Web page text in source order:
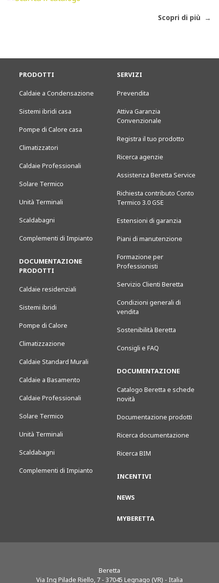
Scopri di più
PRODOTTI
Caldaie a Condensazione
Sistemi ibridi casa
Pompe di Calore casa
Climatizzatori
Caldaie Professionali
Solare Termico
Unità Terminali
Scaldabagni
Complementi di Impianto
DOCUMENTAZIONE
PRODOTTI
Caldaie residenziali
Sistemi ibridi
Pompe di Calore
Climatizzazione
Caldaie Standard Murali
Caldaie a Basamento
Caldaie Professionali
Solare Termico
Unità Terminali
Scaldabagni
Complementi di Impianto
SERVIZI
Prevendita
Attiva Garanzia
Convenzionale
Registra il tuo prodotto
Ricerca agenzie
Assistenza Beretta Service
Richiesta contributo Conto
Termico 3.0 GSE
Estensioni di garanzia
Piani di manutenzione
Formazione per
Professionisti
Servizio Clienti Beretta
Condizioni generali di
vendita
Sostenibilità Beretta
Consigli e FAQ
DOCUMENTAZIONE
Catalogo Beretta e schede
novità
Documentazione prodotti
Ricerca documentazione
Ricerca BIM
INCENTIVI
NEWS
MYBERETTA
Beretta
Via Ing Pilade Riello, 7 - 37045 Legnago (VR) - Italia